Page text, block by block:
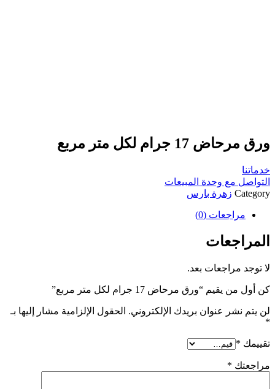
ورق مرحاض 17 جرام لكل متر مربع
خدماتنا
التواصل مع وحدة المبيعات
Category زهرة بارس
مراجعات (0)
المراجعات
لا توجد مراجعات بعد.
كن أول من يقيم “ورق مرحاض 17 جرام لكل متر مربع”
لن يتم نشر عنوان بريدك الإلكتروني. الحقول الإلزامية مشار إليها بـ
*
تقييمك *
مراجعتك *